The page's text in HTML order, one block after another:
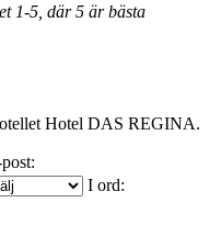
1-5, där 5 är bästa
Hotel DAS REGINA.
I ord: